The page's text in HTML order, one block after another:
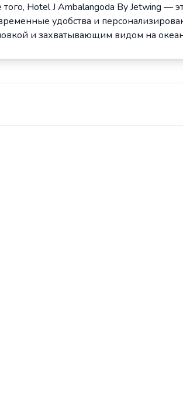
Hotel J Ambalangoda By Jetwing
удобства и
и захватывающим видом на